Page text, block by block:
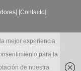
] [Contacto]
mejor experiencia
para la
de nuestra